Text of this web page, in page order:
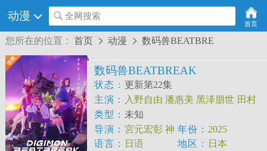
动漫 全网搜索
首页
您所在的位置： 首页  动漫  数码兽BEATBRE
数码兽BEATBREAK
状态： 更新第22集
主演：
入野自由 潘惠美 黑泽朋世 田村
睦心 关根有咲
野大辉 中井和哉
类型： 未知
导演： 宮元宏彰 神
綾香 石山智之
年份： 2025
语言：
日语 地区：
日本